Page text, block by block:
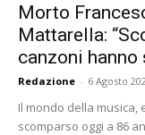
Morto
Mattarella:
canzoni hanno
Redazione - 6 Agosto
Il mondo della musica,
scomparso oggi a 86